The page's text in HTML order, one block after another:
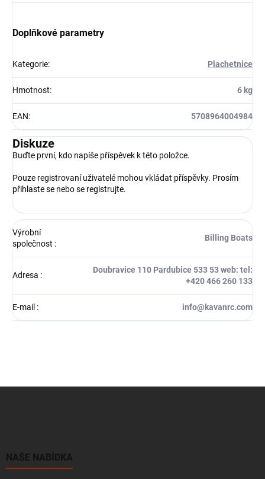
Doplňkové parametry
Kategorie: Plachetnice
Hmotnost: 6 kg
EAN: 5708964004984
Diskuze
Buďte první, kdo napíše příspěvek k této položce.
Pouze registrovaní uživatelé mohou vkládat příspěvky. Prosím
přihlaste se nebo se registrujte.
Výrobní
společnost :
Billing Boats
Adresa :
Doubravice 110 Pardubice 533 53 web: tel:
+420 466 260 133
E-mail : info@kavanrc.com
NAŠE NABÍDKA